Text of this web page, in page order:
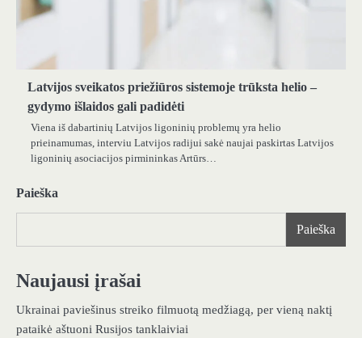
Latvijos sveikatos priežiūros sistemoje trūksta helio –
gydymo išlaidos gali padidėti
Viena iš dabartinių Latvijos ligoninių problemų yra helio
prieinamumas, interviu Latvijos radijui sakė naujai paskirtas Latvijos
ligoninių asociacijos pirmininkas Artūrs…
Paieška
Paieška
Naujausi įrašai
Ukrainai paviešinus streiko filmuotą medžiagą, per vieną naktį
pataikė aštuoni Rusijos tanklaiviai